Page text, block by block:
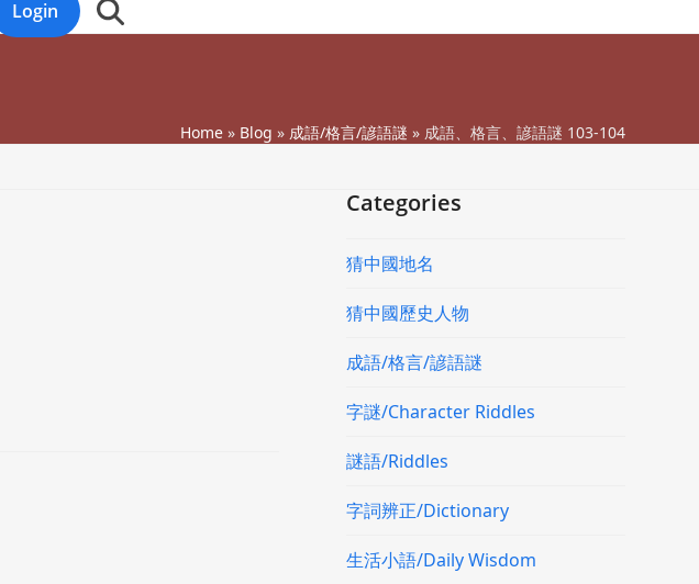
Login
Home» Blog » 成語/格言/諺語謎 » 成語、格言、諺語謎 103-104
Categories
猜中國地名
猜中國歷史人物
成語/格言/諺語謎
字謎/Character Riddles
謎語/Riddles
字詞辨正/Dictionary
生活小語/Daily Wisdom